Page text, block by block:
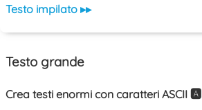
Testo impilato ▸▸
Testo grande
Crea testi enormi con caratteri ASCII 🅰️